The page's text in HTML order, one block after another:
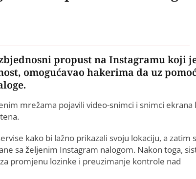
propust na Instagramu koji
omogućavao hakerima da uz
mrežama pojavili video-snimci i snimci ekrana
kako bi lažno prikazali svoju lokaciju, a zatim
sa željenim Instagram nalogom. Nakon toga,
promjenu lozinke i preuzimanje kontrole nad